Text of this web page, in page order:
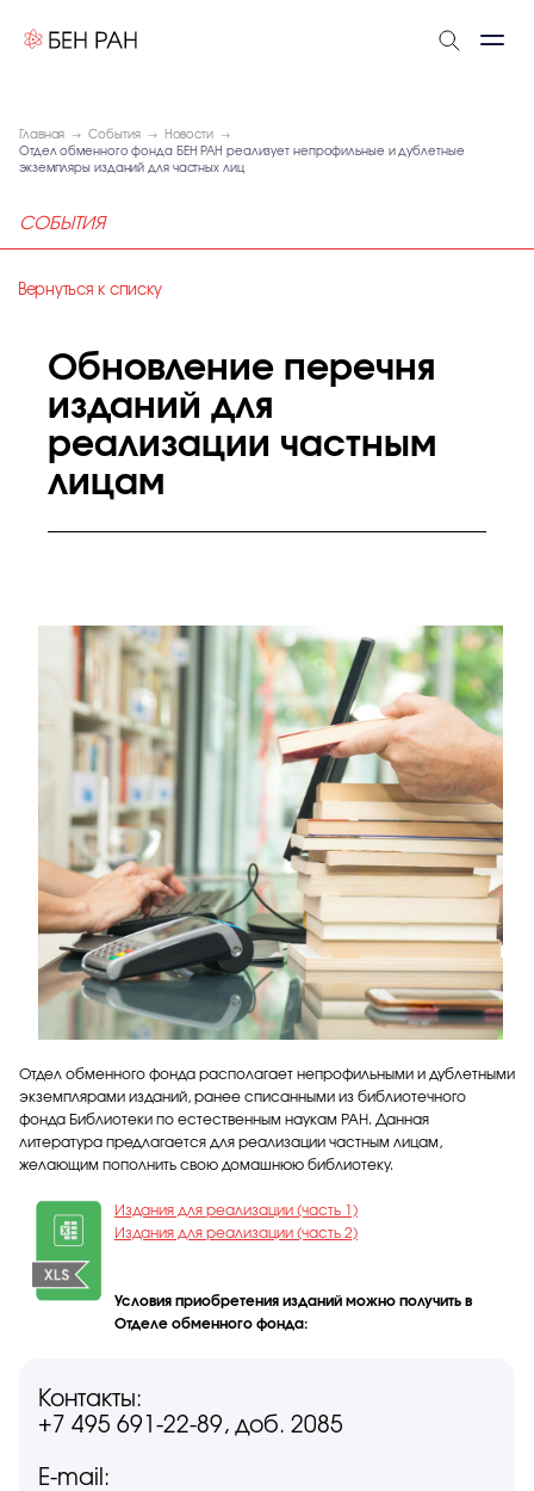
Главная События
Новости
Отдел обменного фонда БЕН РАН реализует непрофильные и дублетные
экземпляры изданий для частных лиц
СОБЫТИЯ
Вернуться к списку
Обновление перечня
изданий для
реализации частным
лицам
Отдел обменного фонда располагает непрофильными и дублетными
экземплярами изданий, ранее списанными из библиотечного
фонда Библиотеки по естественным наукам РАН. Данная
литература предлагается для реализации частным лицам,
желающим пополнить свою домашнюю библиотеку.
Издания для реализации (часть 1)
Издания для реализации (часть 2)
Условия приобретения изданий можно получить в
Отделе обменного фонда:
Контакты:
+7 495 691-22-89, доб. 2085
E-mail: